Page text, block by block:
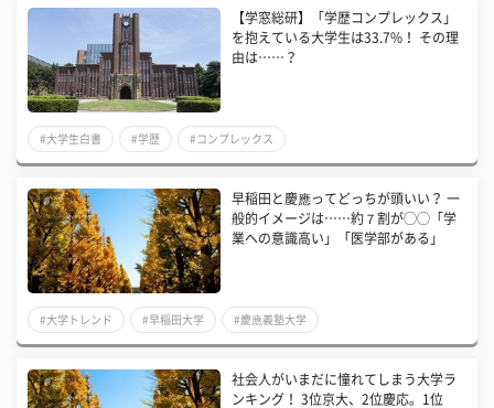
【学窓総研】「学歴コンプレックス」
を抱えている大学生は33.7%！ その理
由は……？
#大学生白書 #学歴 #コンプレックス
早稲田と慶應ってどっちが頭いい？ 一
般的イメージは……約７割が◯◯「学
業への意識高い」「医学部がある」
#大学トレンド #早稲田大学 #慶應義塾大学
社会人がいまだに憧れてしまう大学ラ
ンキング！ 3位京大、2位慶応。1位